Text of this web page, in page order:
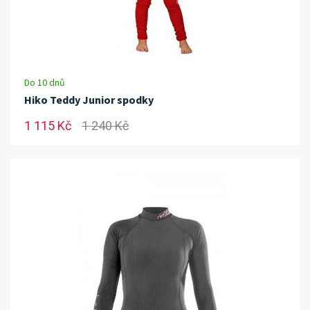
Do 10 dnů
Hiko Teddy Junior spodky
1 115 Kč 1 240 Kč